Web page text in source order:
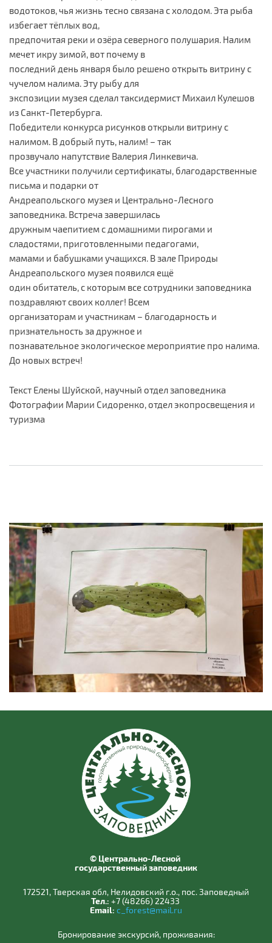
водотоков, чья жизнь тесно связана с холодом. Эта рыба
избегает тёплых вод,
предпочитая реки и озёра северного полушария. Налим
мечет икру зимой, вот почему в
последний день января было решено открыть витрину с
чучелом налима. Эту рыбу для
экспозиции музея сделал таксидермист Михаил Кулешов
из Санкт-Петербурга.
Победители конкурса рисунков открыли витрину с
налимом. В добрый путь, налим! – так
прозвучало напутствие Валерия Линкевича.
Все участники получили сертификаты, благодарственные
письма и подарки от
Андреапольского музея и Центрально-Лесного
заповедника. Встреча завершилась
дружным чаепитием с домашними пирогами и
сладостями, приготовленными педагогами,
мамами и бабушками учащихся. В зале Природы
Андреапольского музея появился ещё
один обитатель, с которым все сотрудники заповедника
поздравляют своих коллег! Всем
организаторам и участникам – благодарность и
признательность за дружное и
познавательное экологическое мероприятие про налима.
До новых встреч!
Текст Елены Шуйской, научный отдел заповедника
Фотографии Марии Сидоренко, отдел экопросвещения и
туризма
© Центрально-Лесной
государственный заповедник
172521, Тверская обл, Нелидовский г.о., пос. Заповедный
Тел.: +7 (48266) 22433
Email: c_forest@mail.ru
Бронирование экскурсий, проживания: